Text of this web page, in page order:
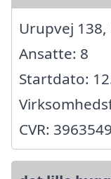
Urupvej
Ansatte: 8
Startdato:
CVR: